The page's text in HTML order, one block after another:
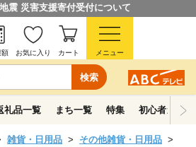
震 災害支援寄付受付について
検索
額 お気に入り カート メニュー
礼品一覧 まち一覧 特集 初心者ガイド
雑貨・日用品
その他雑貨・日用品